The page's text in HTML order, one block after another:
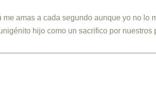
amas a cada segundo aunque yo no lo
hijo como un sacrifico por nuestros